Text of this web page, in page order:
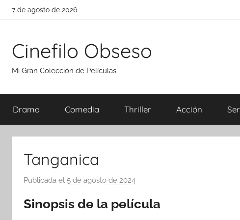
Saltar
7 de agosto de 2026
Cinefilo Obseso
Mi Gran Colección de Películas
Drama Comedia Thriller Acción
Tanganica
Publicada el 5 de agosto de 2024
r
Sinopsis de la película